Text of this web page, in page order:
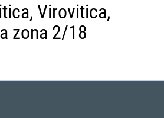
Virovitica,
zona 2/18